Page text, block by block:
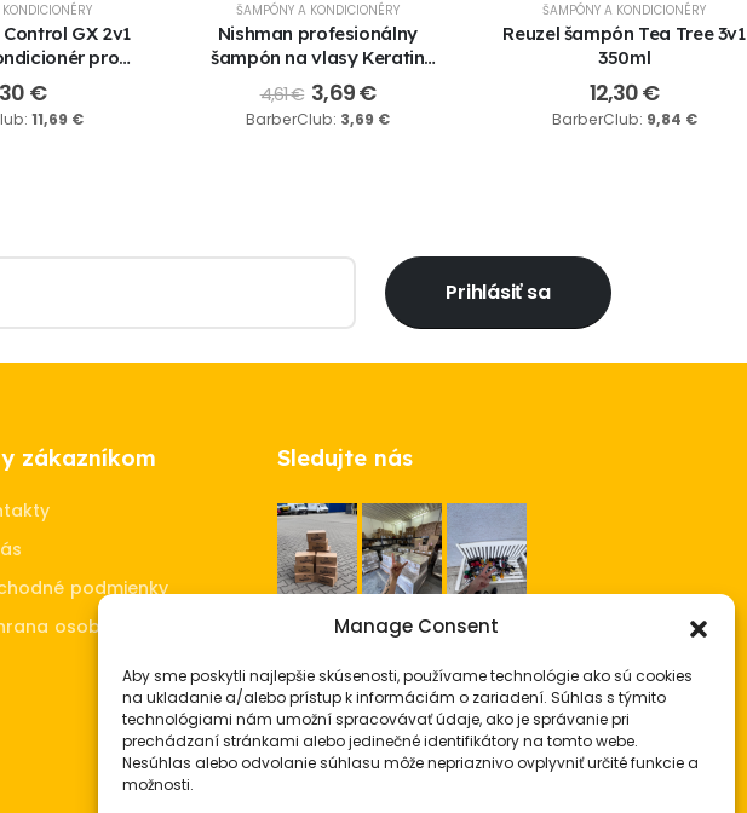
Manage Consent
Aby sme poskytli najlepšie skúsenosti, používame technológie ako sú cookies
na ukladanie a/alebo prístup k informáciám o zariadení. Súhlas s týmito
technológiami nám umožní spracovávať údaje, ako je správanie pri
prechádzaní stránkami alebo jedinečné identifikátory na tomto webe.
Nesúhlas alebo odvolanie súhlasu môže nepriaznivo ovplyvniť určité funkcie a
možnosti.
GX 2v1
proti
118ml
€
11,69 €
ŠAMPÓNY A KONDICIONÉRY
Nishman profesionálny
šampón na vlasy Keratin
Complex 02 – 400ml
4,61€ 3,69€
BarberClub: 3,69 €
ŠAMPÓNY A KONDICIONÉRY
Reuzel šampón Tea Tree 3v1
350ml
12,30€
BarberClub: 9,84 €
Prihlásiť sa
zákazníkom
podmienky
osobných údajov
Sledujte nás
@barberdepot.sk